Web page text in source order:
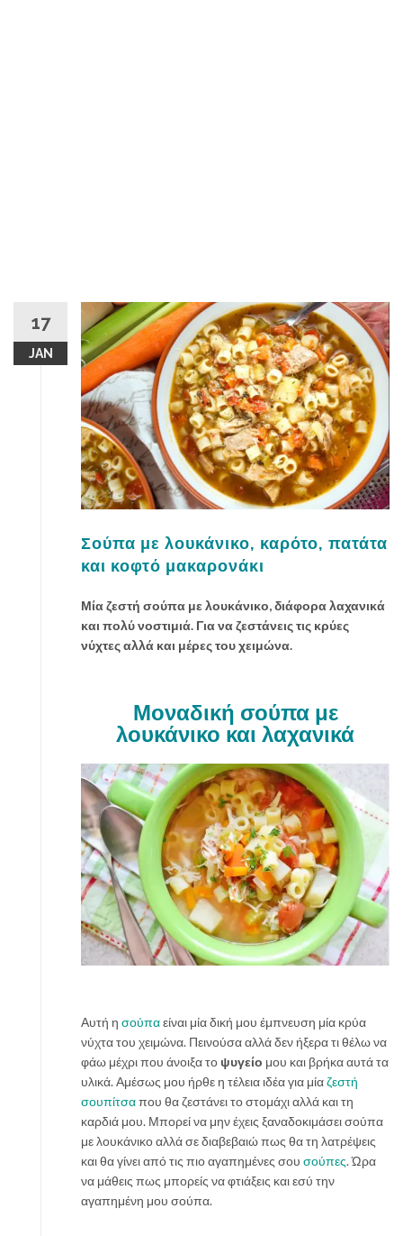
17
JAN
Σούπα με λουκάνικο, καρότο, πατάτα
και κοφτό μακαρονάκι
Μία ζεστή σούπα με λουκάνικο, διάφορα λαχανικά
και πολύ νοστιμιά. Για να ζεστάνεις τις κρύες
νύχτες αλλά και μέρες του χειμώνα.
Μοναδική σούπα με
λουκάνικο και λαχανικά
Αυτή η σούπαείναι μία δική μου έμπνευση μία κρύα
νύχτα του χειμώνα. Πεινούσα αλλά δεν ήξερα τι θέλω να
φάω μέχρι που άνοιξα το ψυγείο μου και βρήκα αυτά τα
υλικά. Αμέσως μου ήρθε η τέλεια ιδέα για μίαζεστή
σουπίτσαπου θα ζεστάνει το στομάχι αλλά και τη
καρδιά μου. Μπορεί να μην έχεις ξαναδοκιμάσει σούπα
με λουκάνικο αλλά σε διαβεβαιώ πως θα τη λατρέψεις
και θα γίνει από τις πιο αγαπημένες σου σούπες. Ώρα
να μάθεις πως μπορείς να φτιάξεις και εσύ την
αγαπημένη μου σούπα.